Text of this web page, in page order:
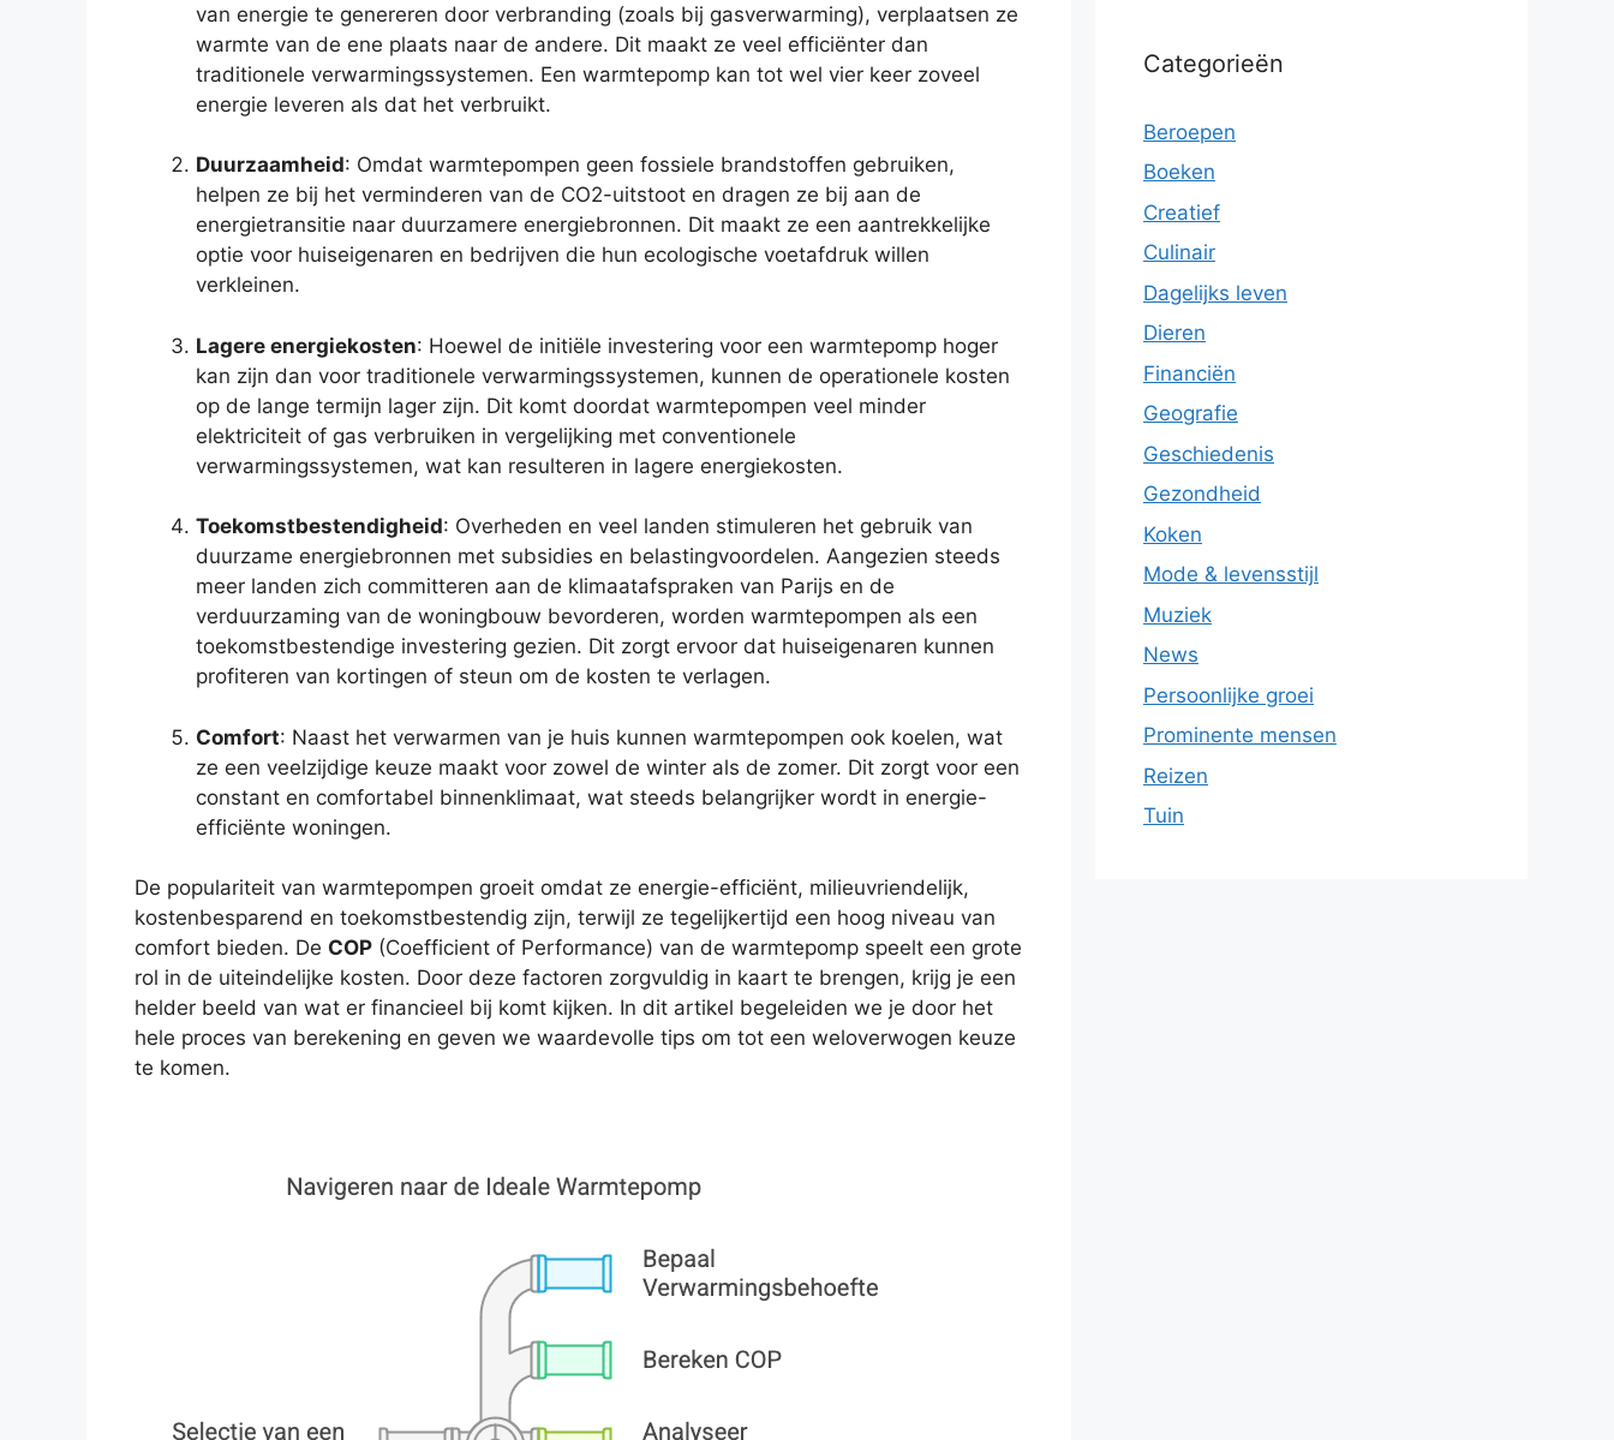
van energie te genereren door verbranding (zoals bij gasverwarming), verplaatsen ze
warmte van de ene plaats naar de andere. Dit maakt ze veel efficiënter dan
traditionele verwarmingssystemen. Een warmtepomp kan tot wel vier keer zoveel
energie leveren als dat het verbruikt.
Duurzaamheid: Omdat warmtepompen geen fossiele brandstoffen gebruiken,
helpen ze bij het verminderen van de CO2-uitstoot en dragen ze bij aan de
energietransitie naar duurzamere energiebronnen. Dit maakt ze een aantrekkelijke
optie voor huiseigenaren en bedrijven die hun ecologische voetafdruk willen
verkleinen.
Lagere energiekosten: Hoewel de initiële investering voor een warmtepomp hoger
kan zijn dan voor traditionele verwarmingssystemen, kunnen de operationele kosten
op de lange termijn lager zijn. Dit komt doordat warmtepompen veel minder
elektriciteit of gas verbruiken in vergelijking met conventionele
verwarmingssystemen, wat kan resulteren in lagere energiekosten.
Toekomstbestendigheid: Overheden en veel landen stimuleren het gebruik van
duurzame energiebronnen met subsidies en belastingvoordelen. Aangezien steeds
meer landen zich committeren aan de klimaatafspraken van Parijs en de
verduurzaming van de woningbouw bevorderen, worden warmtepompen als een
toekomstbestendige investering gezien. Dit zorgt ervoor dat huiseigenaren kunnen
profiteren van kortingen of steun om de kosten te verlagen.
Comfort: Naast het verwarmen van je huis kunnen warmtepompen ook koelen, wat
ze een veelzijdige keuze maakt voor zowel de winter als de zomer. Dit zorgt voor een
constant en comfortabel binnenklimaat, wat steeds belangrijker wordt in energie-
efficiënte woningen.
De populariteit van warmtepompen groeit omdat ze energie-efficiënt, milieuvriendelijk,
kostenbesparend en toekomstbestendig zijn, terwijl ze tegelijkertijd een hoog niveau van
comfort bieden. De COP (Coefficient of Performance) van de warmtepomp speelt een grote
rol in de uiteindelijke kosten. Door deze factoren zorgvuldig in kaart te brengen, krijg je een
helder beeld van wat er financieel bij komt kijken. In dit artikel begeleiden we je door het
hele proces van berekening en geven we waardevolle tips om tot een weloverwogen keuze
te komen.
Categorieën
Beroepen
Boeken
Creatief
Culinair
Dagelijks leven
Dieren
Financiën
Geografie
Geschiedenis
Gezondheid
Koken
Mode & levensstijl
Muziek
News
Persoonlijke groei
Prominente mensen
Reizen
Tuin